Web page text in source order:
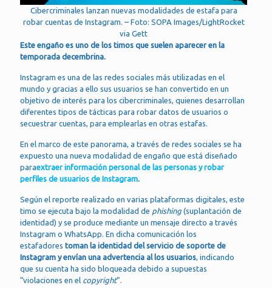
Cibercriminales lanzan nuevas modalidades de estafa para
robar cuentas de Instagram. – Foto: SOPA Images/LightRocket
via Gett
Este engaño es uno de los timos que suelen aparecer en la
temporada decembrina.
Instagram es una de las redes sociales más utilizadas en el
mundo y gracias a ello sus usuarios se han convertido en un
objetivo de interés para los cibercriminales, quienes desarrollan
diferentes tipos de tácticas para robar datos de usuarios o
secuestrar cuentas, para emplearlas en otras estafas.
En el marco de este panorama, a través de redes sociales se ha
expuesto una nueva modalidad de engaño que está diseñado
paraextraer información personal de las personas y robar
perfiles de usuarios de Instagram.
Según el reporte realizado en varias plataformas digitales, este
timo se ejecuta bajo la modalidad de phishing (suplantación de
identidad) y se produce mediante un mensaje directo a través
Instagram o WhatsApp. En dicha comunicación los
estafadores toman la identidad del servicio de soporte de
Instagram y envían una advertencia al los usuarios, indicando
que su cuenta ha sido bloqueada debido a supuestas
“violaciones en el copyright”.